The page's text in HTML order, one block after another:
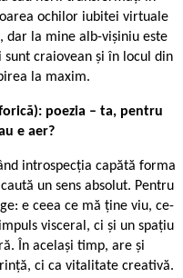
ochilor iubitei virtuale
dar la mine alb-vișiniu este
craiovean și în locul din
la maxim.
poezia – ta, pentru
e aer?
introspecția capătă forma
un sens absolut. Pentru
e ceea ce mă ține viu, ce-
visceral, ci și un spațiu
În același timp, are și
ci ca vitalitate creativă.